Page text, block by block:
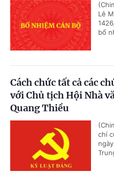
Lê
bổ
Cách chức tất cả các
với Chủ tịch Hội Nhà
Quang Thiều
chí